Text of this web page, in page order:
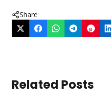
Share
Related Posts